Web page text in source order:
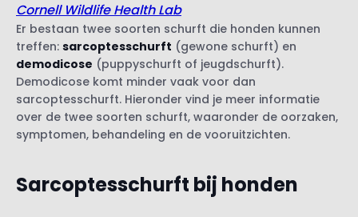
Cornell Wildlife Health Lab
Er bestaan twee soorten schurft die honden kunnen
treffen: sarcoptesschurft (gewone schurft) en
demodicose (puppyschurft of jeugdschurft).
Demodicose komt minder vaak voor dan
sarcoptesschurft. Hieronder vind je meer informatie
over de twee soorten schurft, waaronder de oorzaken,
symptomen, behandeling en de vooruitzichten.
Sarcoptesschurft bij honden